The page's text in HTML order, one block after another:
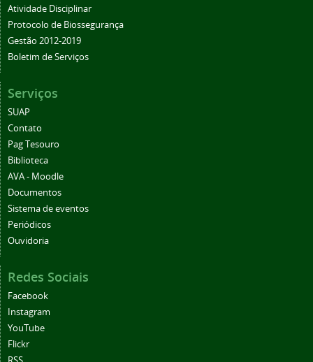
Atividade Disciplinar
Protocolo de Biossegurança
Gestão 2012-2019
Boletim de Serviços
Serviços
SUAP
Contato
Pag Tesouro
Biblioteca
AVA - Moodle
Documentos
Sistema de eventos
Periódicos
Ouvidoria
Redes Sociais
Facebook
Instagram
YouTube
Flickr